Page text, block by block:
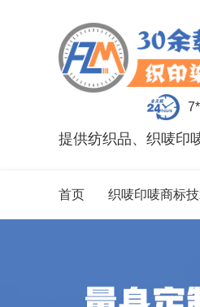
提供纺织品、织唛印
首页 织唛印唛商标